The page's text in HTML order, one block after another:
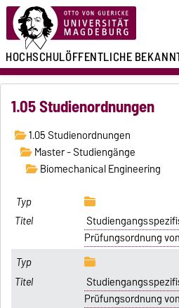
HOCHSCHULÖFFENTLICHE
1.05 Studienordnungen
1.05 Studienordnungen
Master - Studiengänge
Biomechanical Engineering
Prüfungsordnung
Prüfungsordnung